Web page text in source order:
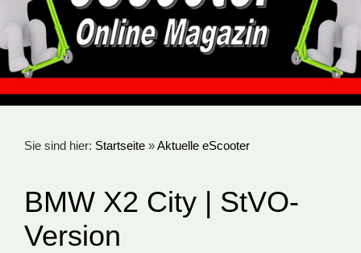
Sie sind hier: Startseite »Aktuelle eScooter
BMW X2 City | StVO-
Version